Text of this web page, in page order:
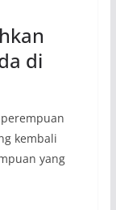
di
kembali
yang